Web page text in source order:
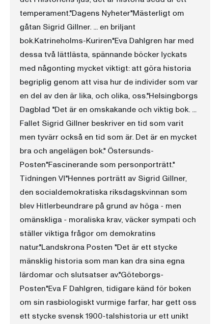
temperament."Dagens Nyheter"Mästerligt om
gåtan Sigrid Gillner. ... en briljant
bok.Katrineholms-Kuriren"Eva Dahlgren har med
dessa två lättlästa, spännande böcker lyckats
med någonting mycket viktigt: att göra historia
begriplig genom att visa hur de individer som var
en del av den är lika, och olika, oss."Helsingborgs
Dagblad "Det är en omskakande och viktig bok. ...
Fallet Sigrid Gillner beskriver en tid som varit
men tyvärr också en tid som är. Det är en mycket
bra och angelägen bok." Östersunds-
Posten"Fascinerande som personporträtt."
Tidningen VI"Hennes porträtt av Sigrid Gillner,
den socialdemokratiska riksdagskvinnan som
blev Hitlerbeundrare på grund av höga - men
omänskliga - moraliska krav, väcker sympati och
ställer viktiga frågor om demokratins
natur."Landskrona Posten "Det är ett stycke
mänsklig historia som man kan dra sina egna
lärdomar och slutsatser av."Göteborgs-
Posten"Eva F Dahlgren, tidigare känd för boken
om sin rasbiologiskt vurmige farfar, har gett oss
ett stycke svensk 1900-talshistoria ur ett unikt